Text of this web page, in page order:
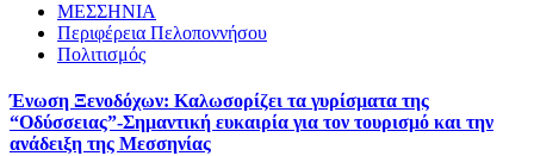
ΜΕΣΣΗΝΙΑ
Περιφέρεια Πελοποννήσου
Πολιτισμός
Ένωση Ξενοδόχων: Καλωσορίζει τα γυρίσματα της
“Οδύσσειας”-Σημαντική ευκαιρία για τον τουρισμό και την
ανάδειξη της Μεσσηνίας